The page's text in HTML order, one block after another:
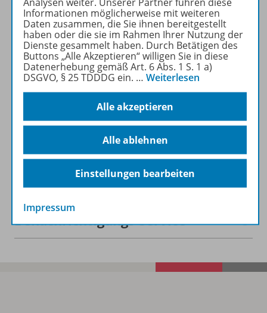
Produktinformationen
Beschreibung
Lizenzbedingungen
Zugehörige Produkte
Benachrichtigungs-Service
Informationen möglicherweise mit weiteren
Daten zusammen, die Sie ihnen bereitgestellt
haben oder die sie im Rahmen Ihrer Nutzung der
Dienste gesammelt haben. Durch Betätigen des
Buttons „Alle Akzeptieren“ willigen Sie in diese
Datenerhebung gemäß Art. 6 Abs. 1 S. 1 a)
DSGVO, § 25 TDDDG ein. … Weiterlesen
Alle akzeptieren
Alle ablehnen
Einstellungen bearbeiten
Impressum